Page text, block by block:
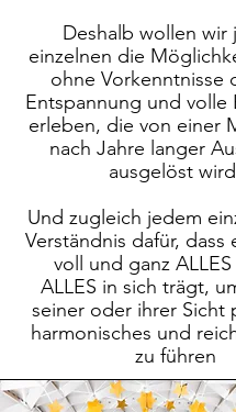
Deshalb wollen wir
einzelnen die
ohne Vorkenntnisse
Entspannung und volle
erleben, die von einer
nach Jahre langer
ausgelöst
Und zugleich jedem
Verständnis dafür, dass
voll und ganz
ALLES in sich trägt,
seiner oder ihrer Sicht
harmonisches und
zu führen